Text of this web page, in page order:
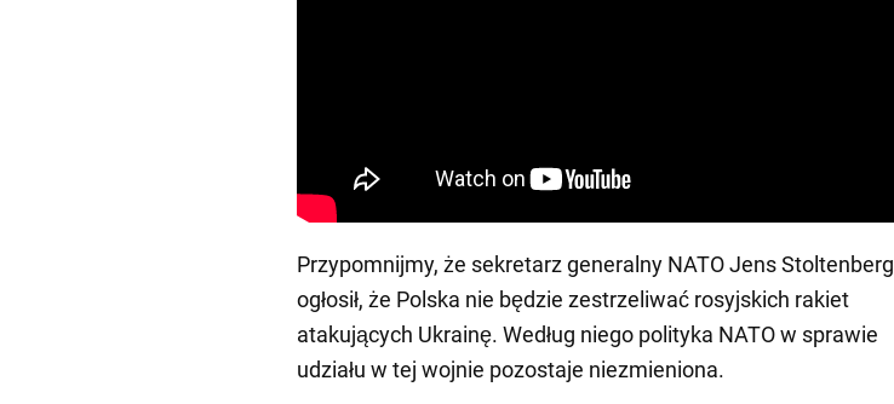
Przypomnijmy, że sekretarz generalny NATO Jens Stoltenberg
ogłosił, że Polska nie będzie zestrzeliwać rosyjskich rakiet
atakujących Ukrainę. Według niego polityka NATO w sprawie
udziału w tej wojnie pozostaje niezmieniona.